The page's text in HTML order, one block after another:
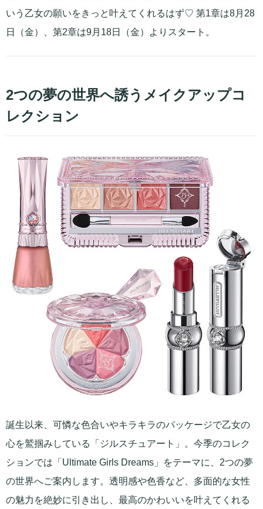
いう乙女の願いをきっと叶えてくれるはず♡ 第1章は8月28
日（金）、第2章は9月18日（金）よりスタート。
2つの夢の世界へ誘うメイクアップコ
レクション
誕生以来、可憐な色合いやキラキラのパッケージで乙女の
心を鷲掴みしている「ジルスチュアート」。今季のコレク
ションでは「Ultimate Girls Dreams」をテーマに、2つの夢
の世界へご案内します。透明感や色香など、多面的な女性
の魅力を絶妙に引き出し、最高のかわいいを叶えてくれる